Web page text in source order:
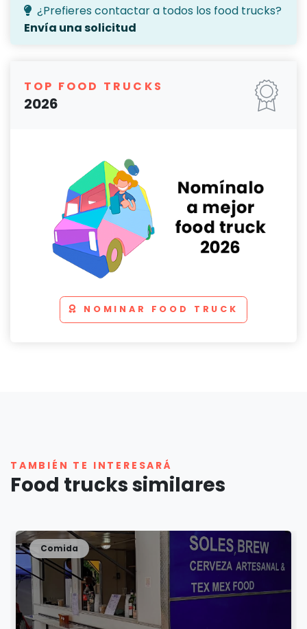
¿Prefieres contactar a todos los food trucks?
Envía una solicitud
TOP FOOD TRUCKS
2026
NOMINAR FOOD TRUCK
TAMBIÉN TE INTERESARÁ
Food trucks similares
Comida